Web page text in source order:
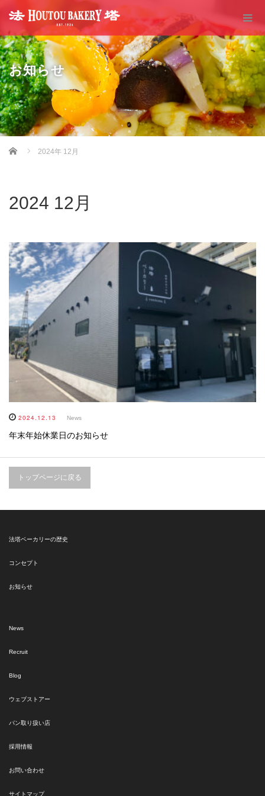
お知らせ
Home 2024年 12月
2024 12月
2024.12.13 News
年末年始休業日のお知らせ
トップページに戻る
法塔ベーカリーの歴史
コンセプト
お知らせ
News
Recruit
Blog
ウェブストアー
パン取り扱い店
採用情報
お問い合わせ
サイトマップ